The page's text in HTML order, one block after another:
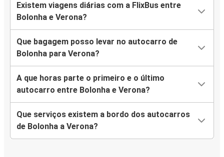
Existem viagens diárias com a FlixBus entre
Bolonha e Verona?
Que bagagem posso levar no autocarro de
Bolonha para Verona?
A que horas parte o primeiro e o último
autocarro entre Bolonha e Verona?
Que serviços existem a bordo dos autocarros
de Bolonha a Verona?